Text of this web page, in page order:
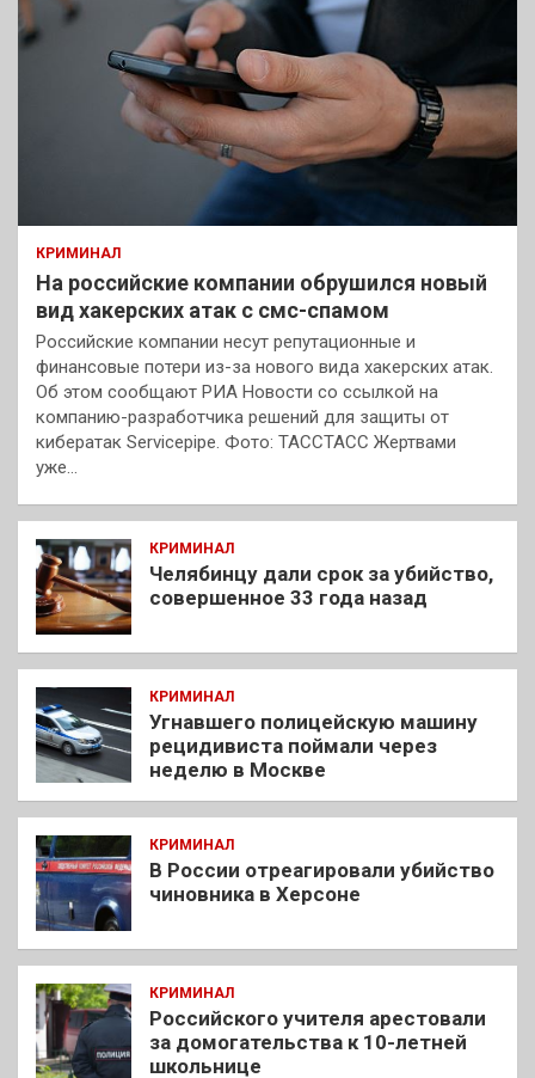
КРИМИНАЛ
На российские компании обрушился новый
вид хакерских атак с смс-спамом
Российские компании несут репутационные и
финансовые потери из-за нового вида хакерских атак.
Об этом сообщают РИА Новости со ссылкой на
компанию-разработчика решений для защиты от
кибератак Servicepipe. Фото: ТАССТАСС Жертвами
уже…
КРИМИНАЛ
Челябинцу дали срок за убийство,
совершенное 33 года назад
КРИМИНАЛ
Угнавшего полицейскую машину
рецидивиста поймали через
неделю в Москве
КРИМИНАЛ
В России отреагировали убийство
чиновника в Херсоне
КРИМИНАЛ
Российского учителя арестовали
за домогательства к 10-летней
школьнице